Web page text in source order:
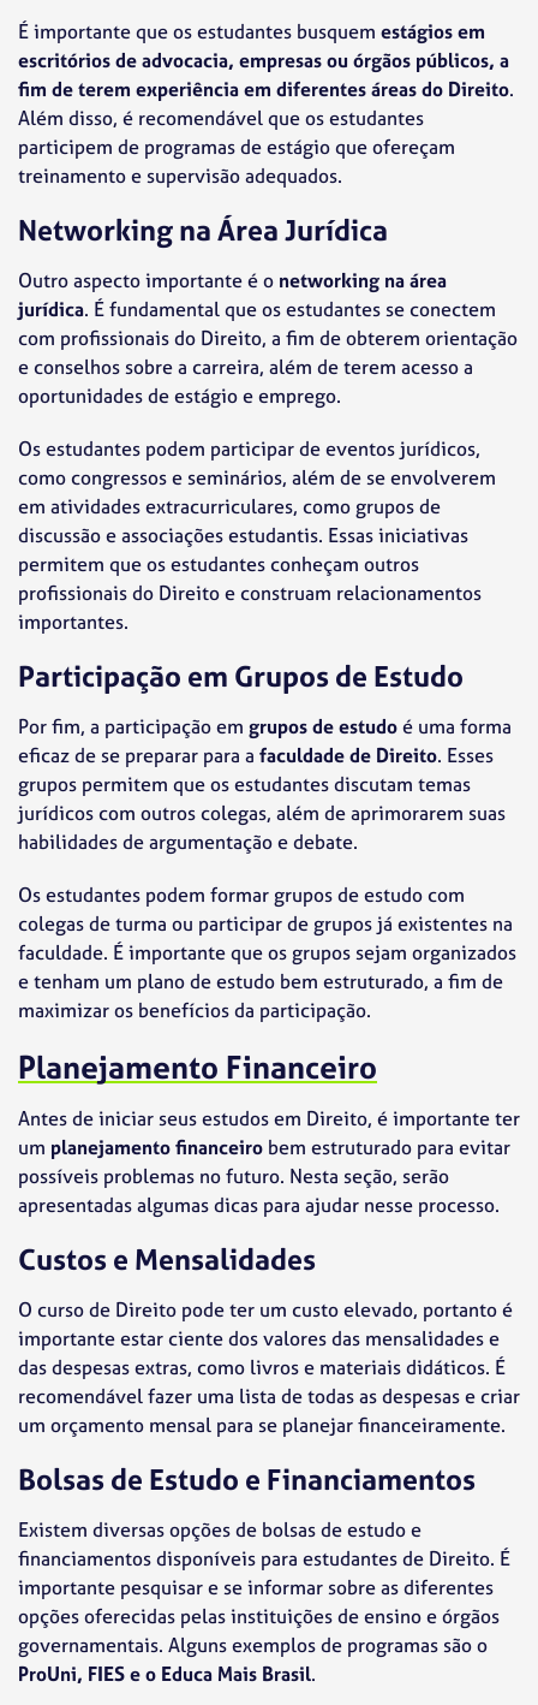
É importante que os estudantes busquem estágios em
escritórios de advocacia, empresas ou órgãos públicos, a
fim de terem experiência em diferentes áreas do Direito.
Além disso, é recomendável que os estudantes
participem de programas de estágio que ofereçam
treinamento e supervisão adequados.
Networking na Área Jurídica
Outro aspecto importante é o networking na área
jurídica. É fundamental que os estudantes se conectem
com profissionais do Direito, a fim de obterem orientação
e conselhos sobre a carreira, além de terem acesso a
oportunidades de estágio e emprego.
Os estudantes podem participar de eventos jurídicos,
como congressos e seminários, além de se envolverem
em atividades extracurriculares, como grupos de
discussão e associações estudantis. Essas iniciativas
permitem que os estudantes conheçam outros
profissionais do Direito e construam relacionamentos
importantes.
Participação em Grupos de Estudo
Por fim, a participação em grupos de estudoé uma forma
eficaz de se preparar para a faculdade de Direito. Esses
grupos permitem que os estudantes discutam temas
jurídicos com outros colegas, além de aprimorarem suas
habilidades de argumentação e debate.
Os estudantes podem formar grupos de estudo com
colegas de turma ou participar de grupos já existentes na
faculdade. É importante que os grupos sejam organizados
e tenham um plano de estudo bem estruturado, a fim de
maximizar os benefícios da participação.
Planejamento Financeiro
Antes de iniciar seus estudos em Direito, é importante ter
um planejamento financeiro bem estruturado para evitar
possíveis problemas no futuro. Nesta seção, serão
apresentadas algumas dicas para ajudar nesse processo.
Custos e Mensalidades
O curso de Direito pode ter um custo elevado, portanto é
importante estar ciente dos valores das mensalidades e
das despesas extras, como livros e materiais didáticos. É
recomendável fazer uma lista de todas as despesas e criar
um orçamento mensal para se planejar financeiramente.
Bolsas de Estudo e Financiamentos
Existem diversas opções de bolsas de estudo e
financiamentos disponíveis para estudantes de Direito. É
importante pesquisar e se informar sobre as diferentes
opções oferecidas pelas instituições de ensino e órgãos
governamentais. Alguns exemplos de programas são o
ProUni, FIES e o Educa Mais Brasil.